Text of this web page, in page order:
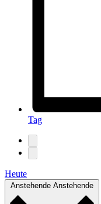
Tag
Heute
Anstehende Anstehende